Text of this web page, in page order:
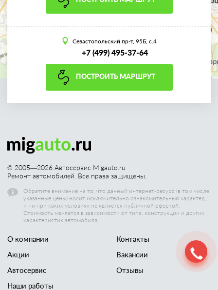
Севастопольский пр-т, 95Б, с.4
+7 (499) 495-37-64
ПОСТРОИТЬ МАРШРУТ
© 2005—2026 Автосервис Migauto.ru
Ремонт автомобилей. Все права защищены.
Обратите внимание на то, что данный интернет-ресурс (в том числе
указанные цены) носит исключительно ознакомительный характер,
и ни при каких условиях не является публичной офертой.
Стоимость меняется в зависимости от типа, конструкции и других
характеристик автомобиля.
О компании
Акции
Автосервис
Наши работы
Контакты
Вакансии
Отзывы